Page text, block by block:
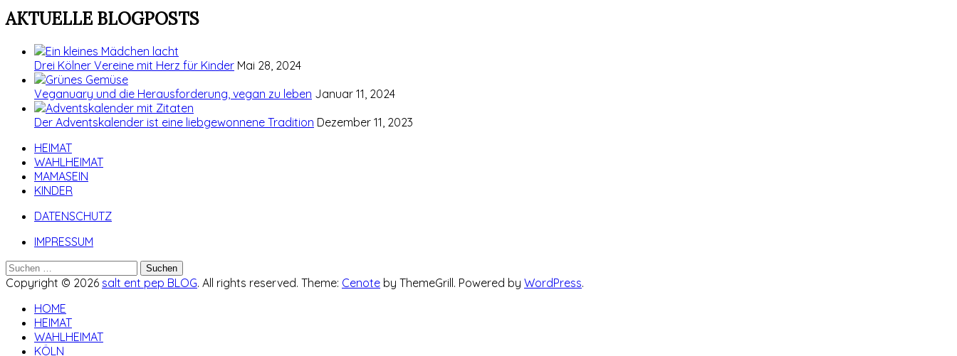
AKTUELLE BLOGPOSTS
Drei Kölner Vereine mit Herz für Kinder Mai 28, 2024
Veganuary und die Herausforderung, vegan zu leben Januar 11, 2024
Der Adventskalender ist eine liebgewonnene Tradition Dezember 11, 2023
HEIMAT
WAHLHEIMAT
MAMASEIN
KINDER
DATENSCHUTZ
IMPRESSUM
Suchen
nach:
Copyright © 2026 salt ent pep BLOG. All rights reserved. Theme: Cenote by ThemeGrill. Powered by WordPress.
HOME
HEIMAT
WAHLHEIMAT
KÖLN